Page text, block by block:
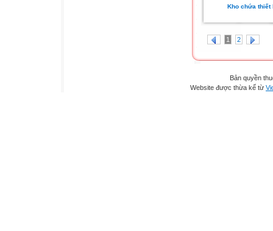
Kho chứa thiết
1 2
Bản quyền
Website được thừa kế từ